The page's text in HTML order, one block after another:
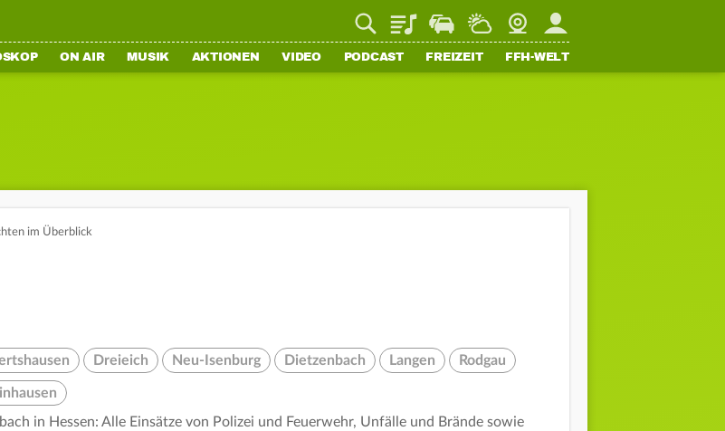
PlaylistStaupilotWetterWebcamMein FFH
ON AIR MUSIK AKTIONEN VIDEO PODCAST FREIZEIT FFH-WELT
im Überblick
Dreieich Neu-Isenburg Dietzenbach Langen Rodgau
in Hessen: Alle Einsätze von Polizei und Feuerwehr, Unfälle und Brände sowie